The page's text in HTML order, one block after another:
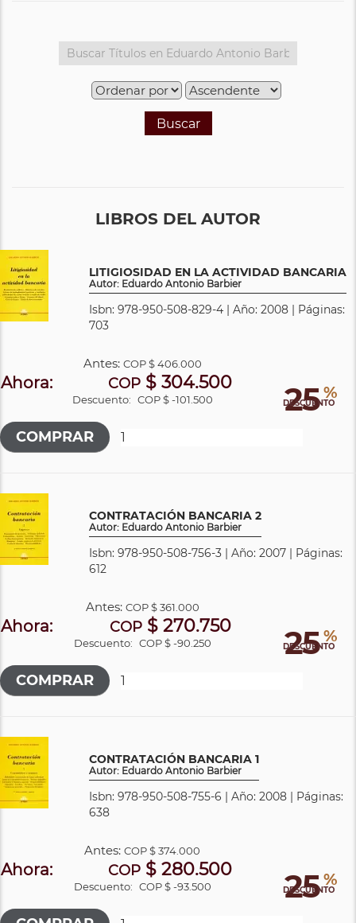
Buscar
LIBROS DEL AUTOR
LITIGIOSIDAD EN LA ACTIVIDAD BANCARIA
Autor: Eduardo Antonio Barbier
Isbn: 978-950-508-829-4 | Año: 2008 | Páginas:
703
25 %
DESCUENTO
Antes: COP$ 406.000
Ahora: COP $ 304.500
Descuento: COP $ -101.500
CONTRATACIÓN BANCARIA 2
Autor: Eduardo Antonio Barbier
Isbn: 978-950-508-756-3 | Año: 2007 | Páginas:
612
25 %
DESCUENTO
Antes: COP$ 361.000
Ahora: COP$ 270.750
Descuento: COP $ -90.250
CONTRATACIÓN BANCARIA 1
Autor: Eduardo Antonio Barbier
Isbn: 978-950-508-755-6 | Año: 2008 | Páginas:
638
25 %
DESCUENTO
Antes:COP$ 374.000
Ahora: COP $ 280.500
Descuento: COP $ -93.500